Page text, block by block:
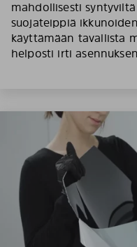
mahdollisesti
suojateippiä
käyttämään tavallista
helposti irti